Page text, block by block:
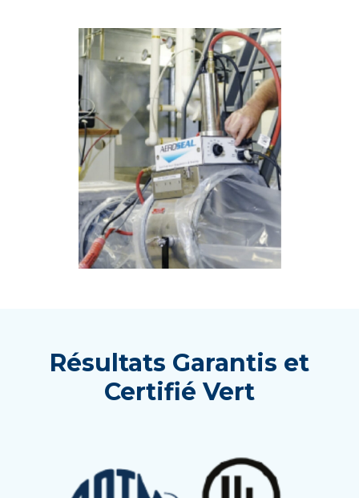
Résultats Garantis et
Certifié Vert